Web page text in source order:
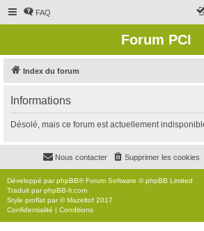
FAQ
Forum PCI
Index du forum
Informations
Désolé, mais ce forum est actuellement
Supprimer les cookies
Nous contacter
Développé parphpBB® Forum Software © phpBB Limited
Traduit parphpBB-fr.com
Style proflat par ©Mazeltof 2017
Confidentialité | Conditions